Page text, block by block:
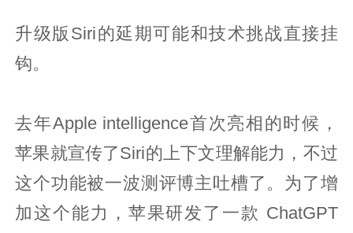
升级版Siri的延期可能和技术挑战直接挂
钩。
去年Apple intelligence首次亮相的时候，
苹果就宣传了Siri的上下文理解能力，不过
这个功能被一波测评博主吐槽了。为了增
加这个能力，苹果研发了一款 ChatGPT